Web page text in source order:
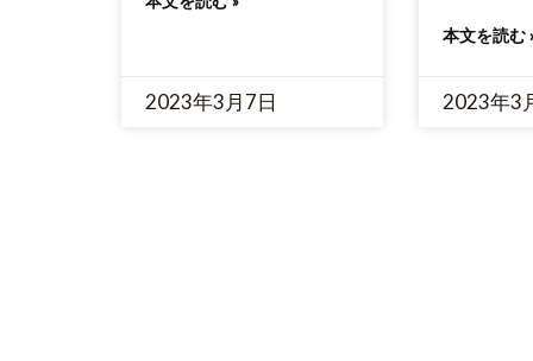
2023年3月7日
本文を読む
2023年3